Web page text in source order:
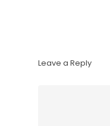
Leave a Reply